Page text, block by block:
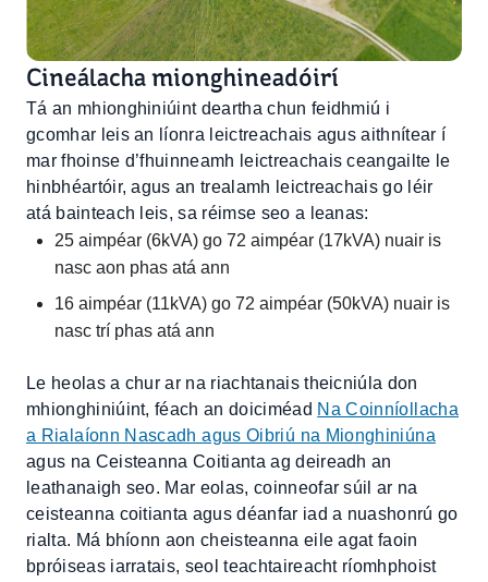
Cineálacha mionghineadóirí
Tá an mhionghiniúint deartha chun feidhmiú i
gcomhar leis an líonra leictreachais agus aithnítear í
mar fhoinse d’fhuinneamh leictreachais ceangailte le
hinbhéartóir, agus an trealamh leictreachais go léir
atá bainteach leis, sa réimse seo a leanas:
25 aimpéar (6kVA) go 72 aimpéar (17kVA) nuair is
nasc aon phas atá ann
16 aimpéar (11kVA) go 72 aimpéar (50kVA) nuair is
nasc trí phas atá ann
Le heolas a chur ar na riachtanais theicniúla don
mhionghiniúint, féach an doiciméad Na Coinníollacha
a Rialaíonn Nascadh agus Oibriú na Mionghiniúna
agus na Ceisteanna Coitianta ag deireadh an
leathanaigh seo. Mar eolas, coinneofar súil ar na
ceisteanna coitianta agus déanfar iad a nuashonrú go
rialta. Má bhíonn aon cheisteanna eile agat faoin
bpróiseas iarratais, seol teachtaireacht ríomhphoist